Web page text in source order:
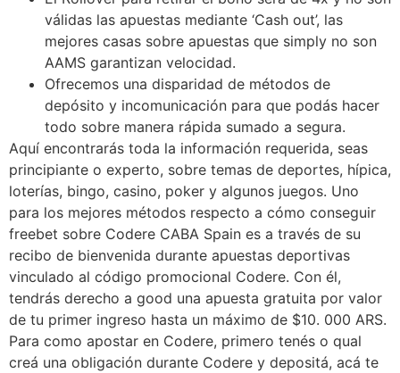
válidas las apuestas mediante ‘Cash out’, las
mejores casas sobre apuestas que simply no son
AAMS garantizan velocidad.
Ofrecemos una disparidad de métodos de
depósito y incomunicación para que podás hacer
todo sobre manera rápida sumado a segura.
Aquí encontrarás toda la información requerida, seas
principiante o experto, sobre temas de deportes, hípica,
loterías, bingo, casino, poker y algunos juegos. Uno
para los mejores métodos respecto a cómo conseguir
freebet sobre Codere CABA Spain es a través de su
recibo de bienvenida durante apuestas deportivas
vinculado al código promocional Codere. Con él,
tendrás derecho a good una apuesta gratuita por valor
de tu primer ingreso hasta un máximo de $10. 000 ARS.
Para como apostar en Codere, primero tenés o qual
creá una obligación durante Codere y depositá, acá te